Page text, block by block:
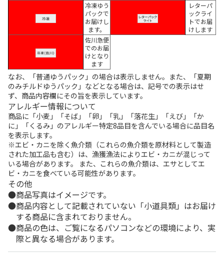
冷凍ゆう
パックで
お届けし
ます。
レターパ
ックライ
トでお届
けします
佐川急便
でのお届
けとなり
ます
なお、「普通ゆうパック」の場合は表示しません。また、「夏期
のみチルドゆうパック」などとなる場合は、記号での表示はせ
ず、商品内容欄にその旨を表示しています。
アレルギー情報について
商品に「小麦」「そば」「卵」「乳」「落花生」「えび」「か
に」「くるみ」のアレルギー特定8品目を含んでいる場合に品目名
を表示します。
※エビ・カニを除く魚介類（これらの魚介類を原材料として製造
された加工品も含む）は、漁獲漁法によりエビ・カニが混じって
いる場合があります。 また、これらの魚介類は、エサとしてエ
ビ・カニを食べている可能性があります。
その他
商品写真はイメージです。
商品内容として記載されていない「小道具類」はお届け
する商品に含まれておりません。
商品の色は、ご覧になるパソコンなどの環境により、実
際と異なる場合があります。